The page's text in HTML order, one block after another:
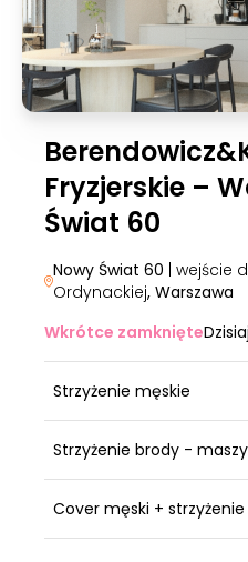
Fryzjerskie –
Świat 60
Nowy Świat 60 | wejście
Ordynackiej, Warszawa
Wkrótce zamknięte
Strzyżenie męskie
Strzyżenie brody -
Cover męski + strzyżenie